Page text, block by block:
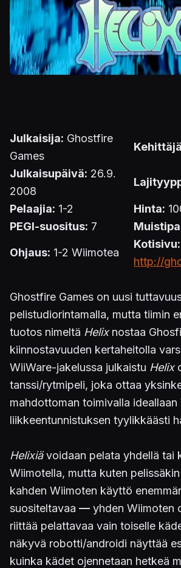
Julkaisija: Ghostfire
Games
Julkaisupäivä: 26.9.
2008
Pelaajia: 1-2 Hinta:
PEGI-suositus: 7
Ohjaus: 1-2 Wiimotea
Kotisivu:
http://
Ghostfire Games on uusi
pelistudiorintamalla, mutta tiimin
tuotos nimeltä Helixnostaa
kiinnostavuuden kertaheitolla
WiiWare-jakelussa julkaistu Helix
tanssi/rytmipeli, joka ottaa
mahdottoman toimivalla ideallaan
liikkeentunnistuksen tyylikkäästi
Helixiävoidaan pelata yhdellä tai
Wiimotella, mutta kuten
kahden Wiimoten käyttö
suositeltavaa — yhden Wiimoten
riittää pelattavaa vain toiselle
näkyvä robotti/androidi näyttää
kuinka kädet ojennetaan hetkeä